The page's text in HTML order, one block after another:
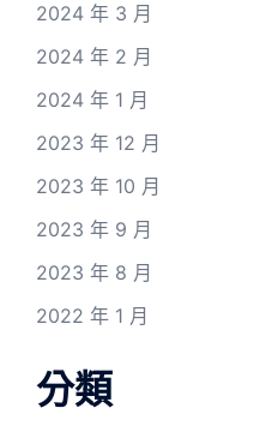
2024 年 3 月
2024 年 2 月
2024 年 1 月
2023 年 12 月
2023 年 10 月
2023 年 9 月
2023 年 8 月
2022 年 1 月
分類